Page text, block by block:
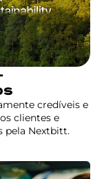
credíveis e
clientes e
pela Nextbitt.